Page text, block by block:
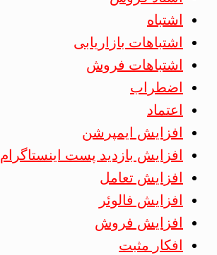
اشتباه
اشتباهات بازاریابی
اشتباهات فروش
اضطراب
اعتماد
افزایش ایمپرشن
افزایش بازدید پست اینستاگرام
افزایش تعامل
افزایش فالوئر
افزایش فروش
افکار مثبت